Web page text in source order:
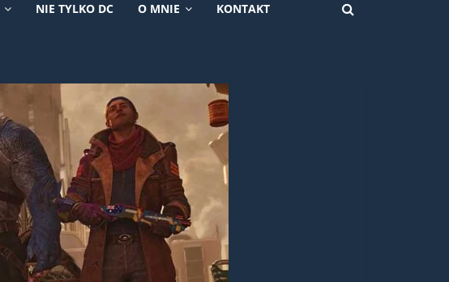
NIE TYLKO DC O MNIE KONTAKT